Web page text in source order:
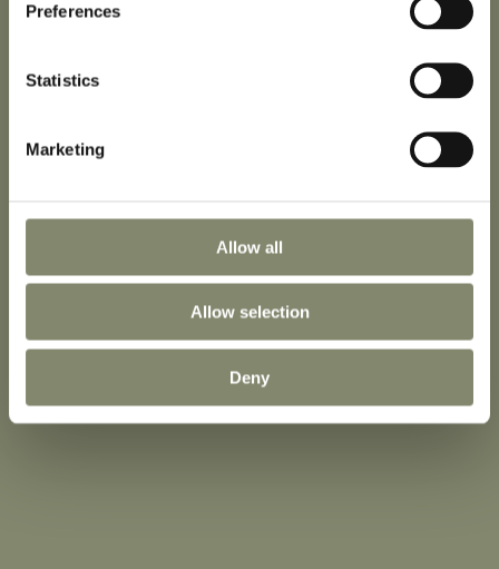
Preferences
Statistics
Marketing
Allow all
Allow selection
Deny